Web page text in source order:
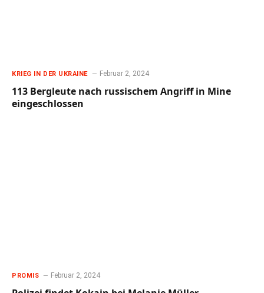
KRIEG IN DER UKRAINE Februar 2, 2024
113 Bergleute nach russischem Angriff in Mine
eingeschlossen
PROMIS Februar 2, 2024